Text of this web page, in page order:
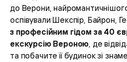
до Верони,
оспівували Шекспір, Байрон,
з професійним гідом за 40
екскурсію Вероною, де
та побачите її будинок зі